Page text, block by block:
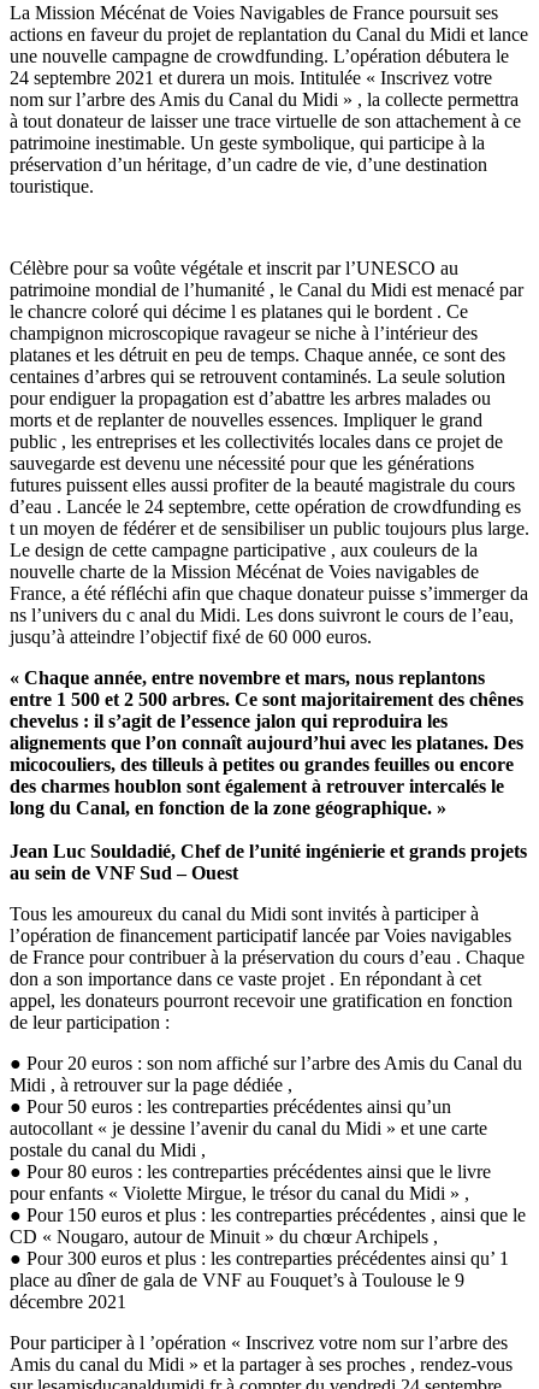
La Mission Mécénat de Voies Navigables de France poursuit ses
actions en faveur du projet de replantation du Canal du Midi et lance
une nouvelle campagne de crowdfunding. L’opération débutera le
24 septembre 2021 et durera un mois. Intitulée « Inscrivez votre
nom sur l’arbre des Amis du Canal du Midi » , la collecte permettra
à tout donateur de laisser une trace virtuelle de son attachement à ce
patrimoine inestimable. Un geste symbolique, qui participe à la
préservation d’un héritage, d’un cadre de vie, d’une destination
touristique.
Célèbre pour sa voûte végétale et inscrit par l’UNESCO au
patrimoine mondial de l’humanité , le Canal du Midi est menacé par
le chancre coloré qui décime l es platanes qui le bordent . Ce
champignon microscopique ravageur se niche à l’intérieur des
platanes et les détruit en peu de temps. Chaque année, ce sont des
centaines d’arbres qui se retrouvent contaminés. La seule solution
pour endiguer la propagation est d’abattre les arbres malades ou
morts et de replanter de nouvelles essences. Impliquer le grand
public , les entreprises et les collectivités locales dans ce projet de
sauvegarde est devenu une nécessité pour que les générations
futures puissent elles aussi profiter de la beauté magistrale du cours
d’eau . Lancée le 24 septembre, cette opération de crowdfunding es
t un moyen de fédérer et de sensibiliser un public toujours plus large.
Le design de cette campagne participative , aux couleurs de la
nouvelle charte de la Mission Mécénat de Voies navigables de
France, a été réfléchi afin que chaque donateur puisse s’immerger da
ns l’univers du c anal du Midi. Les dons suivront le cours de l’eau,
jusqu’à atteindre l’objectif fixé de 60 000 euros.
« Chaque année, entre novembre et mars, nous replantons
entre 1 500 et 2 500 arbres. Ce sont majoritairement des chênes
chevelus : il s’agit de l’essence jalon qui reproduira les
alignements que l’on connaît aujourd’hui avec les platanes. Des
micocouliers, des tilleuls à petites ou grandes feuilles ou encore
des charmes houblon sont également à retrouver intercalés le
long du Canal, en fonction de la zone géographique. »
Jean Luc Souldadié, Chef de l’unité ingénierie et grands projets
au sein de VNF Sud – Ouest
Tous les amoureux du canal du Midi sont invités à participer à
l’opération de financement participatif lancée par Voies navigables
de France pour contribuer à la préservation du cours d’eau . Chaque
don a son importance dans ce vaste projet . En répondant à cet
appel, les donateurs pourront recevoir une gratification en fonction
de leur participation :
● Pour 20 euros : son nom affiché sur l’arbre des Amis du Canal du
Midi , à retrouver sur la page dédiée ,
● Pour 50 euros : les contreparties précédentes ainsi qu’un
autocollant « je dessine l’avenir du canal du Midi » et une carte
postale du canal du Midi ,
● Pour 80 euros : les contreparties précédentes ainsi que le livre
pour enfants « Violette Mirgue, le trésor du canal du Midi » ,
● Pour 150 euros et plus : les contreparties précédentes , ainsi que le
CD « Nougaro, autour de Minuit » du chœur Archipels ,
● Pour 300 euros et plus : les contreparties précédentes ainsi qu’ 1
place au dîner de gala de VNF au Fouquet’s à Toulouse le 9
décembre 2021
Pour participer à l ’opération « Inscrivez votre nom sur l’arbre des
Amis du canal du Midi » et la partager à ses proches , rendez-vous